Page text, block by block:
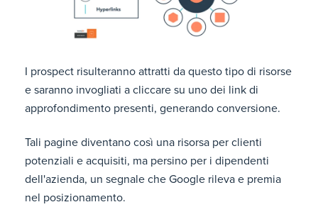
I prospect risulteranno attratti da questo tipo di risorse
e saranno invogliati a cliccare su uno dei link di
approfondimento presenti, generando conversione.
Tali pagine diventano così una risorsa per clienti
potenziali e acquisiti, ma persino per i dipendenti
dell'azienda, un segnale che Google rileva e premia
nel posizionamento.